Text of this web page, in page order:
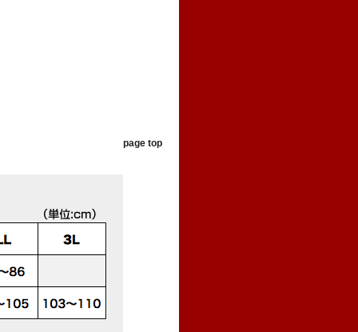
page top